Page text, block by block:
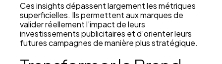
Ces insights dépassent largement les métriques
superficielles. Ils permettent aux marques de
valider réellement l’impact de leurs
investissements publicitaires et d’orienter leurs
futures campagnes de manière plus stratégique.